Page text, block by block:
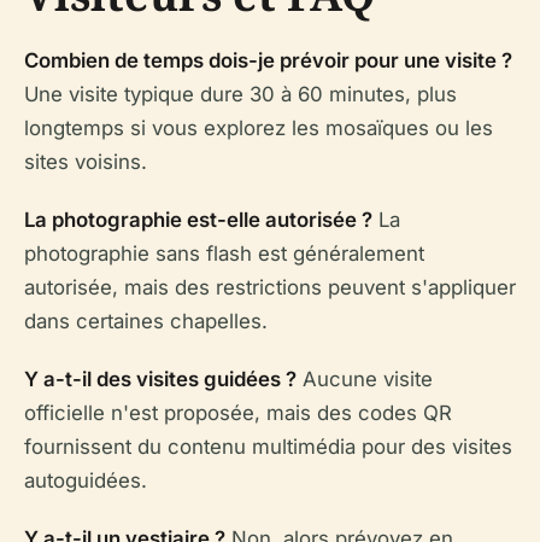
Combien de temps dois-je prévoir pour une visite ?
Une visite typique dure 30 à 60 minutes, plus
longtemps si vous explorez les mosaïques ou les
sites voisins.
La photographie est-elle autorisée ? La
photographie sans flash est généralement
autorisée, mais des restrictions peuvent s'appliquer
dans certaines chapelles.
Y a-t-il des visites guidées ? Aucune visite
officielle n'est proposée, mais des codes QR
fournissent du contenu multimédia pour des visites
autoguidées.